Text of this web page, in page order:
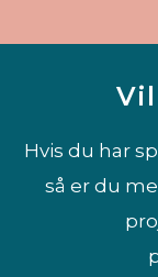
Hvis du har
så er du